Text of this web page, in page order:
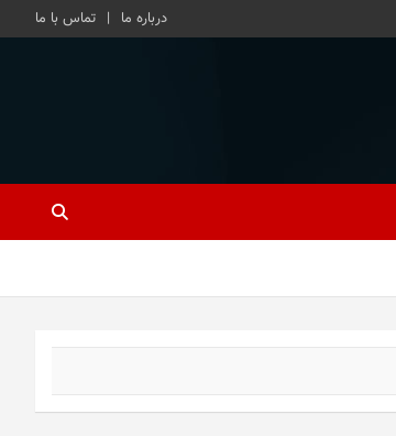
درباره ما تماس با ما